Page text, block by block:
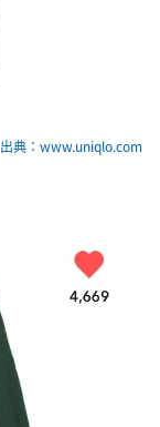
出典：www.uniqlo.com